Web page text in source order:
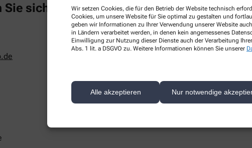
Wir setzen Cookies, die für den Betrieb der Website technisch
Cookies, um unsere Website für Sie optimal zu gestalten und
geben wir Informationen zu Ihrer Verwendung unserer Website
in Ländern verarbeitet werden, in denen kein angemessenes
Einwilligung zur Nutzung dieser Dienste auch der Verarbeitung
Abs. 1 lit. a DSGVO zu. Weitere Informationen können Sie unserer
Alle akzeptieren Nur notwendige
Sie sich bewerben